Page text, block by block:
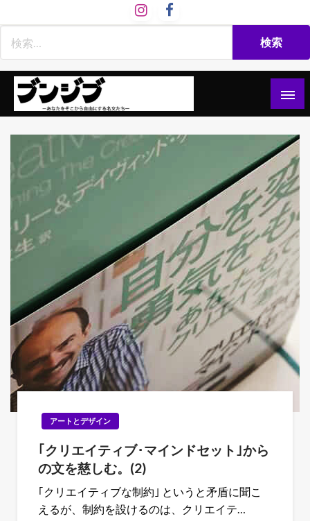
ン
ン
文慈部：あなたをそこから自由にする名文たち
アートとデザイン
｢クリエイティブ･マインドセット｣から
の文を慈しむ。(2)
｢クリエイティブな制約｣ というと矛盾に聞こ
えるが、制約を設けるのは、クリエイテ…